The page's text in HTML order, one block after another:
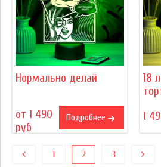
Нормально делай
от 1 490
руб
Подробнее
18
1
1 2 3